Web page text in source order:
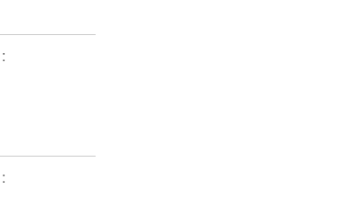
:
: